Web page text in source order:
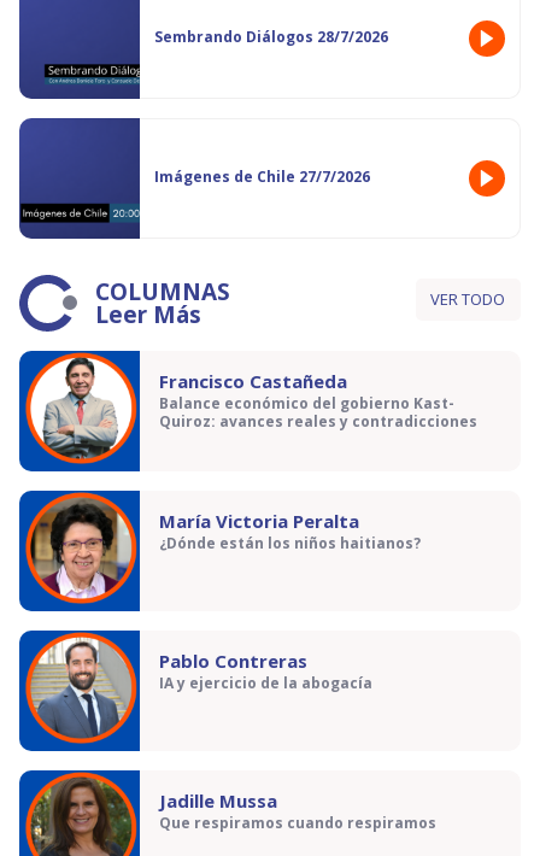
Sembrando Diálogos 28/7/2026
Imágenes de Chile 27/7/2026
COLUMNAS
Leer Más VER TODO
Francisco Castañeda
Balance económico del gobierno Kast-
Quiroz: avances reales y contradicciones
María Victoria Peralta
¿Dónde están los niños haitianos?
Pablo Contreras
IA y ejercicio de la abogacía
Jadille Mussa
Que respiramos cuando respiramos